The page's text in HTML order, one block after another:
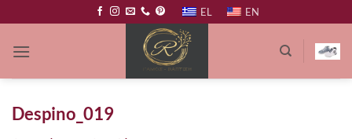
στο
περιεχόμενο
EL EN
Despino_019